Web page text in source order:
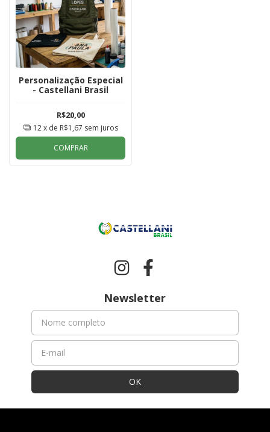
Personalização Especial
- Castellani Brasil
R$20,00
12 x de R$1,67 sem juros
COMPRAR
Newsletter